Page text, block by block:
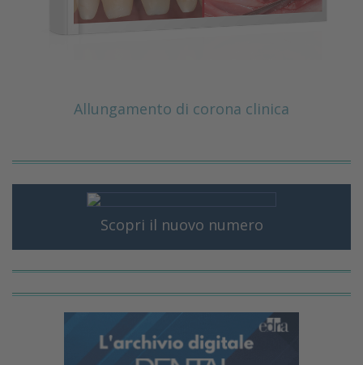
Allungamento di corona clinica
Scopri il nuovo numero